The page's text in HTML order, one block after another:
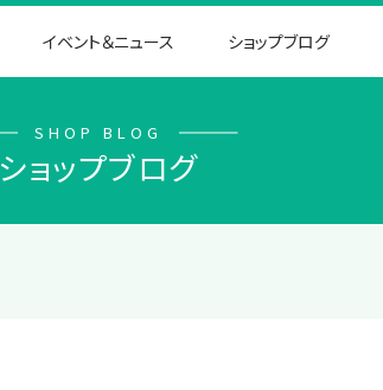
イベント＆ニュース ショップブログ
SHOP BLOG
ショップブログ